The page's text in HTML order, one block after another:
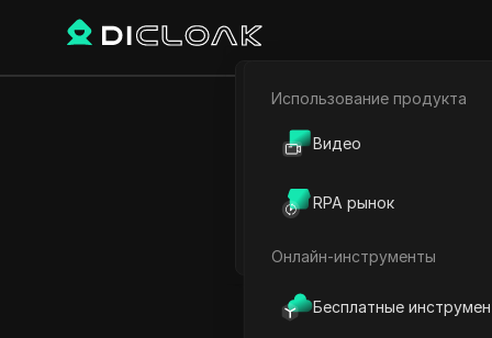
Электронная коммерция
Использование продукта
Видео
RPA рынок
Онлайн-инструменты
Бесплатные
Назад